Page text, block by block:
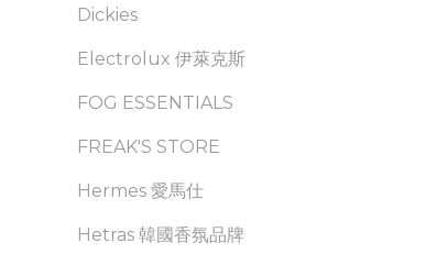
Dickies
Electrolux 伊萊克斯
FOG ESSENTIALS
FREAK'S STORE
Hermes 愛馬仕
Hetras 韓國香氛品牌